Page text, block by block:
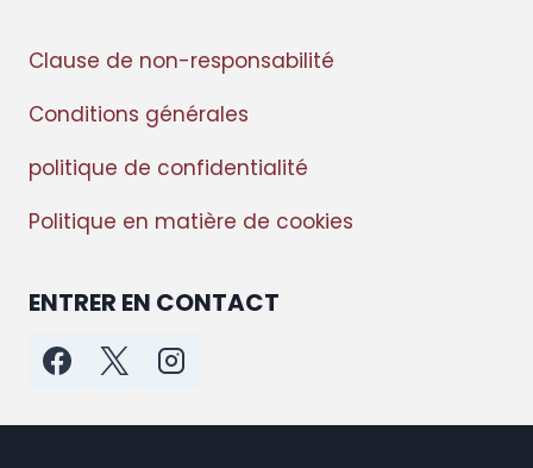
Clause de non-responsabilité
Conditions générales
politique de confidentialité
Politique en matière de cookies
ENTRER EN CONTACT